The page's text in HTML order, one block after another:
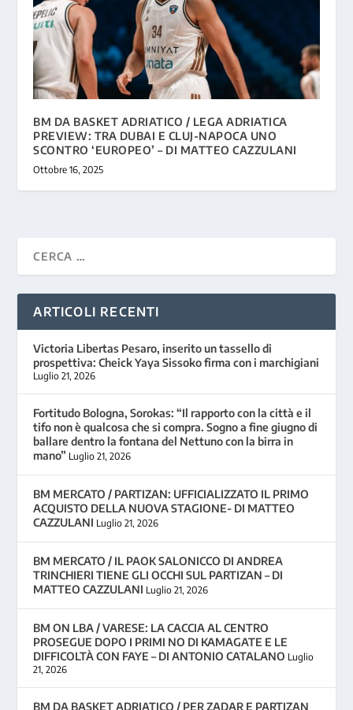
BM DA BASKET ADRIATICO / LEGA ADRIATICA
PREVIEW: TRA DUBAI E CLUJ-NAPOCA UNO
SCONTRO ‘EUROPEO’ – DI MATTEO CAZZULANI
Ottobre 16, 2025
ARTICOLI RECENTI
Victoria Libertas Pesaro, inserito un tassello di
prospettiva: Cheick Yaya Sissoko firma con i marchigiani
Luglio 21, 2026
Fortitudo Bologna, Sorokas: “Il rapporto con la città e il
tifo non è qualcosa che si compra. Sogno a fine giugno di
ballare dentro la fontana del Nettuno con la birra in
mano” Luglio 21, 2026
BM MERCATO / PARTIZAN: UFFICIALIZZATO IL PRIMO
ACQUISTO DELLA NUOVA STAGIONE- DI MATTEO
CAZZULANI Luglio 21, 2026
BM MERCATO / IL PAOK SALONICCO DI ANDREA
TRINCHIERI TIENE GLI OCCHI SUL PARTIZAN – DI
MATTEO CAZZULANI Luglio 21, 2026
BM ON LBA / VARESE: LA CACCIA AL CENTRO
PROSEGUE DOPO I PRIMI NO DI KAMAGATE E LE
DIFFICOLTÀ CON FAYE – DI ANTONIO CATALANO Luglio
21, 2026
BM DA BASKET ADRIATICO / PER ZADAR E PARTIZAN